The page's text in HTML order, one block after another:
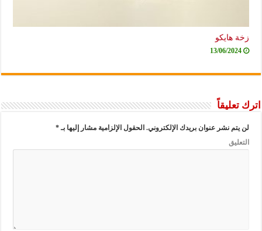
زخة هايكو
13/06/2024
اترك تعليقاً
لن يتم نشر عنوان بريدك الإلكتروني. الحقول الإلزامية مشار إليها بـ*
التعليق